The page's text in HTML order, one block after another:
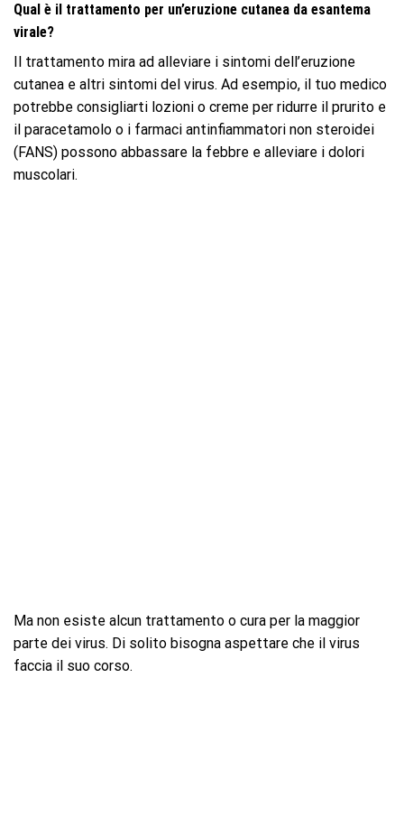
Qual è il trattamento per un’eruzione cutanea da esantema
virale?
Il trattamento mira ad alleviare i sintomi dell’eruzione
cutanea e altri sintomi del virus. Ad esempio, il tuo medico
potrebbe consigliarti lozioni o creme per ridurre il prurito e
il paracetamolo o i farmaci antinfiammatori non steroidei
(FANS) possono abbassare la febbre e alleviare i dolori
muscolari.
Ma non esiste alcun trattamento o cura per la maggior
parte dei virus. Di solito bisogna aspettare che il virus
faccia il suo corso.